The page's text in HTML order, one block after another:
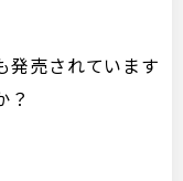
発売されています
？